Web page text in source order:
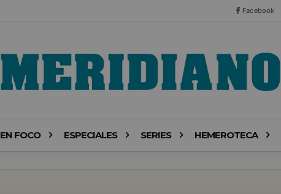
Facebook
EN FOCO ESPECIALES SERIES HEMEROTECA